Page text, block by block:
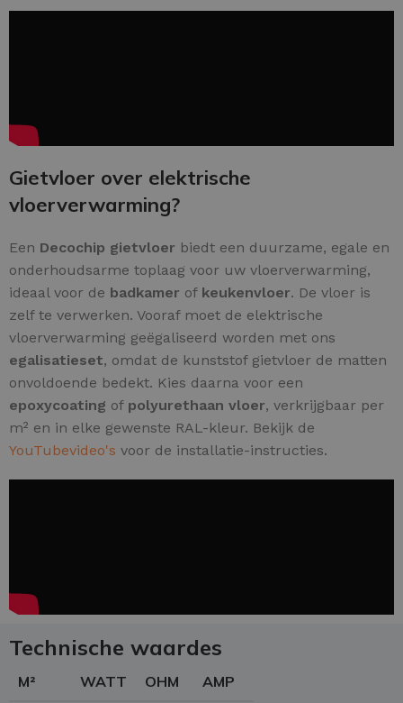
Gietvloer over elektrische
vloerverwarming?
Een Decochip gietvloer biedt een duurzame, egale en
onderhoudsarme toplaag voor uw vloerverwarming,
ideaal voor de badkamer of keukenvloer. De vloer is
zelf te verwerken. Vooraf moet de elektrische
vloerverwarming geëgaliseerd worden met ons
egalisatieset, omdat de kunststof gietvloer de matten
onvoldoende bedekt. Kies daarna voor een
epoxycoating of polyurethaan vloer, verkrijgbaar per
m² en in elke gewenste RAL-kleur. Bekijk de
YouTubevideo's voor de installatie-instructies.
Technische waardes
M² WATT OHM AMP